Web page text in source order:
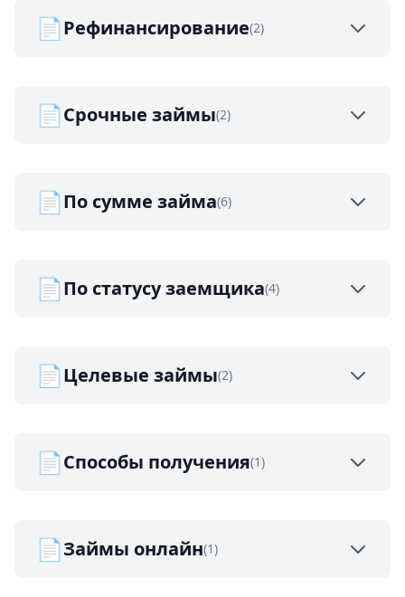
📄Рефинансирование(2)
📄Срочные займы(2)
📄По сумме займа(6)
📄По статусу заемщика(4)
📄Целевые займы(2)
📄Способы получения(1)
📄Займы онлайн(1)